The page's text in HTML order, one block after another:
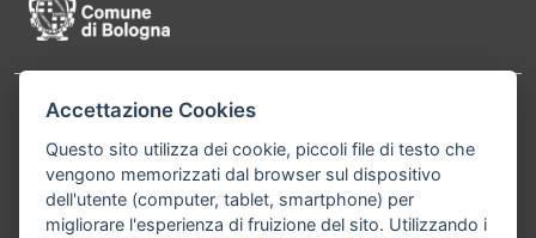
Contatti
Bologna P.Iva 01232710374 Cod. IBAN: IT 88 R
02008 02435 000020067156
Accettazione Cookies
Questo sito utilizza dei cookie, piccoli file di testo che
vengono memorizzati dal browser sul dispositivo
dell'utente (computer, tablet, smartphone) per
migliorare l'esperienza di fruizione del sito. Utilizzando i